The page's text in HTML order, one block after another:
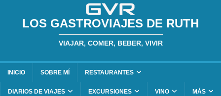
LOS GASTROVIAJES DE RUTH
VIAJAR, COMER, BEBER, VIVIR
INICIO SOBRE MÍ RESTAURANTES
DIARIOS DE VIAJES EXCURSIONES VINO MÁS